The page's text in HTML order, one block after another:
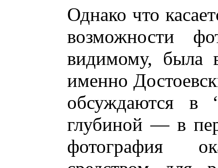
Однако что
возможности
видимому, была
именно
обсуждаются в
глубиной — в
фотография